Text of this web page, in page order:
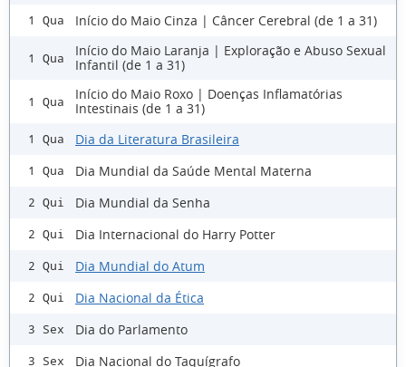
1 Qua Início do Maio Cinza | Câncer Cerebral (de 1 a 31)
1 Qua
Início do Maio Laranja | Exploração e Abuso Sexual
Infantil (de 1 a 31)
1 Qua
Início do Maio Roxo | Doenças Inflamatórias
Intestinais (de 1 a 31)
1 Qua Dia da Literatura Brasileira
1 Qua Dia Mundial da Saúde Mental Materna
2 Qui Dia Mundial da Senha
2 Qui Dia Internacional do Harry Potter
2 Qui Dia Mundial do Atum
2 Qui Dia Nacional da Ética
3 Sex Dia do Parlamento
3 Sex Dia Nacional do Taquígrafo